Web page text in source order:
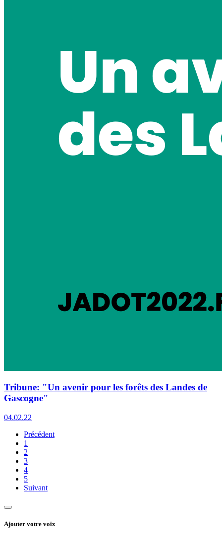
Tribune: "Un avenir pour les forêts des Landes de
Gascogne"
04.02.22
Précédent
1
2
3
4
5
Suivant
Ajouter votre voix